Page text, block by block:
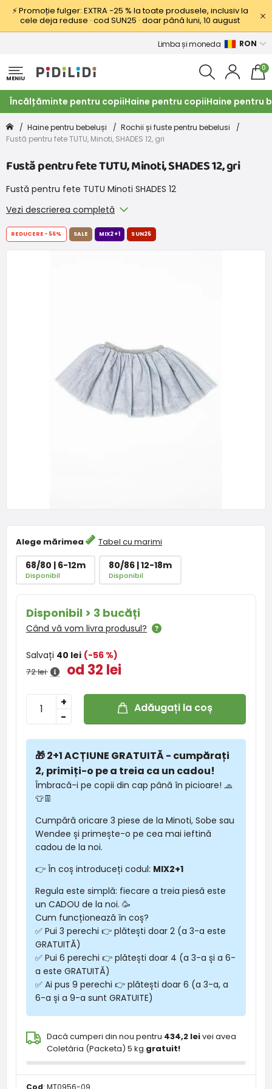
⚡ Promoție fulger: EXTRA −25 % la toate produsele, inclusiv la
cele deja reduse · cod SUN25 · doar până luni, 10 august
Limba și moneda RON
MENIU
0
Încălțăminte pentru copiiHaine pentru copiiHaine pentru
Haine pentru bebeluși
Rochii și fuste pentru bebelusi
Fustă pentru fete TUTU, Minoti, SHADES 12, gri
Fustă pentru fete TUTU, Minoti, SHADES 12, gri
Fustă pentru fete TUTU Minoti SHADES 12
Vezi descrierea completă
Alege mărimea Tabel cu marimi
68/80 | 6-12m
Disponibil
80/86 | 12-18m
Disponibil
Disponibil > 3 bucăți
Când vă vom livra produsul?
Salvați 40 lei (-56 %)
72 lei od 32 lei
-
+ Adăugați la coș
🎁 2+1 ACȚIUNE GRATUITĂ - cumpărați
2, primiți-o pe a treia ca un cadou!
Îmbracă-i pe copii din cap până în picioare! 🧢
👕👖
Cumpără oricare 3 piese de la Minoti, Sobe sau
Wendee și primește-o pe cea mai ieftină
cadou de la noi.
👉 În coș introduceți codul: MIX2+1
Regula este simplă: fiecare a treia piesă este
un CADOU de la noi. 🥳
Cum funcționează în coș?
✅ Pui 3 perechi 👉 plătești doar 2 (a 3-a este
GRATUITĂ)
✅ Pui 6 perechi 👉 plătești doar 4 (a 3-a și a 6-
a este GRATUITĂ)
✅ Ai pus 9 perechi 👉 plătești doar 6 (a 3-a, a
6-a și a 9-a sunt GRATUITE)
Dacă cumperi din nou pentru 434,2 leivei avea
Coletăria (Packeta) 5 kg gratuit!
Cod: MT0956-09
REDUCERE -56% SALE MIX2+1 SUN25